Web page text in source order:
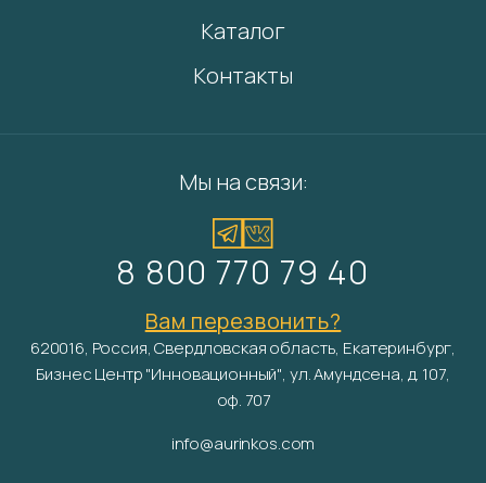
Каталог
Контакты
Мы на связи:
8 800 770 79 40
Вам перезвонить?
620016, Россия, Свердловская область, Екатеринбург,
Бизнес Центр "Инновационный", ул. Амундсена, д. 107,
оф. 707
info@aurinkos.com